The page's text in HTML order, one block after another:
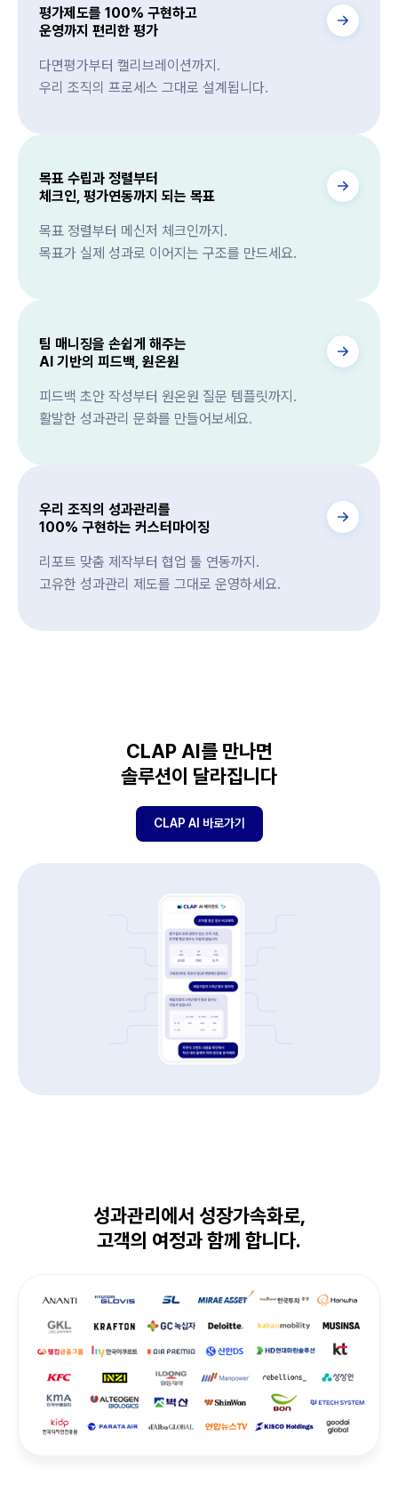
평가제도를 100% 구현하고
운영까지 편리한 평가
다면평가부터 캘리브레이션까지.
우리 조직의 프로세스 그대로 설계됩니다.
목표 수립과 정렬부터
체크인, 평가연동까지 되는 목표
목표 정렬부터 메신저 체크인까지.
목표가 실제 성과로 이어지는 구조를 만드세요.
팀 매니징을 손쉽게 해주는
AI 기반의 피드백, 원온원
피드백 초안 작성부터 원온원 질문 템플릿까지.
활발한 성과관리 문화를 만들어보세요.
우리 조직의 성과관리를
100% 구현하는 커스터마이징
리포트 맞춤 제작부터 협업 툴 연동까지.
고유한 성과관리 제도를 그대로 운영하세요.
CLAP AI를 만나면
솔루션이 달라집니다
CLAP AI 바로가기
성과관리에서 성장가속화로,
고객의 여정과 함께 합니다.